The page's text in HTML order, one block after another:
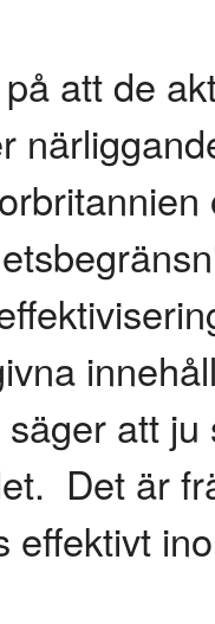
att de
att
Det är
effektivt